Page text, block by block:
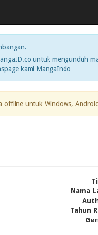
untuk mengunduh
kami MangaIndo
offline untuk Windows,
Nama
Tahun